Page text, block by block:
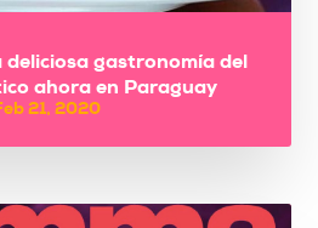
deliciosa gastronomía del
ahora en Paraguay
21, 2020